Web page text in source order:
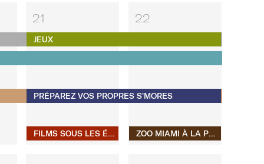
21
JEUX
PRÉPAREZ VOS PROPRES S'MORES
FILMS SOUS LES ÉTOILES
22
ZOO MIAMI À LA PLAGE